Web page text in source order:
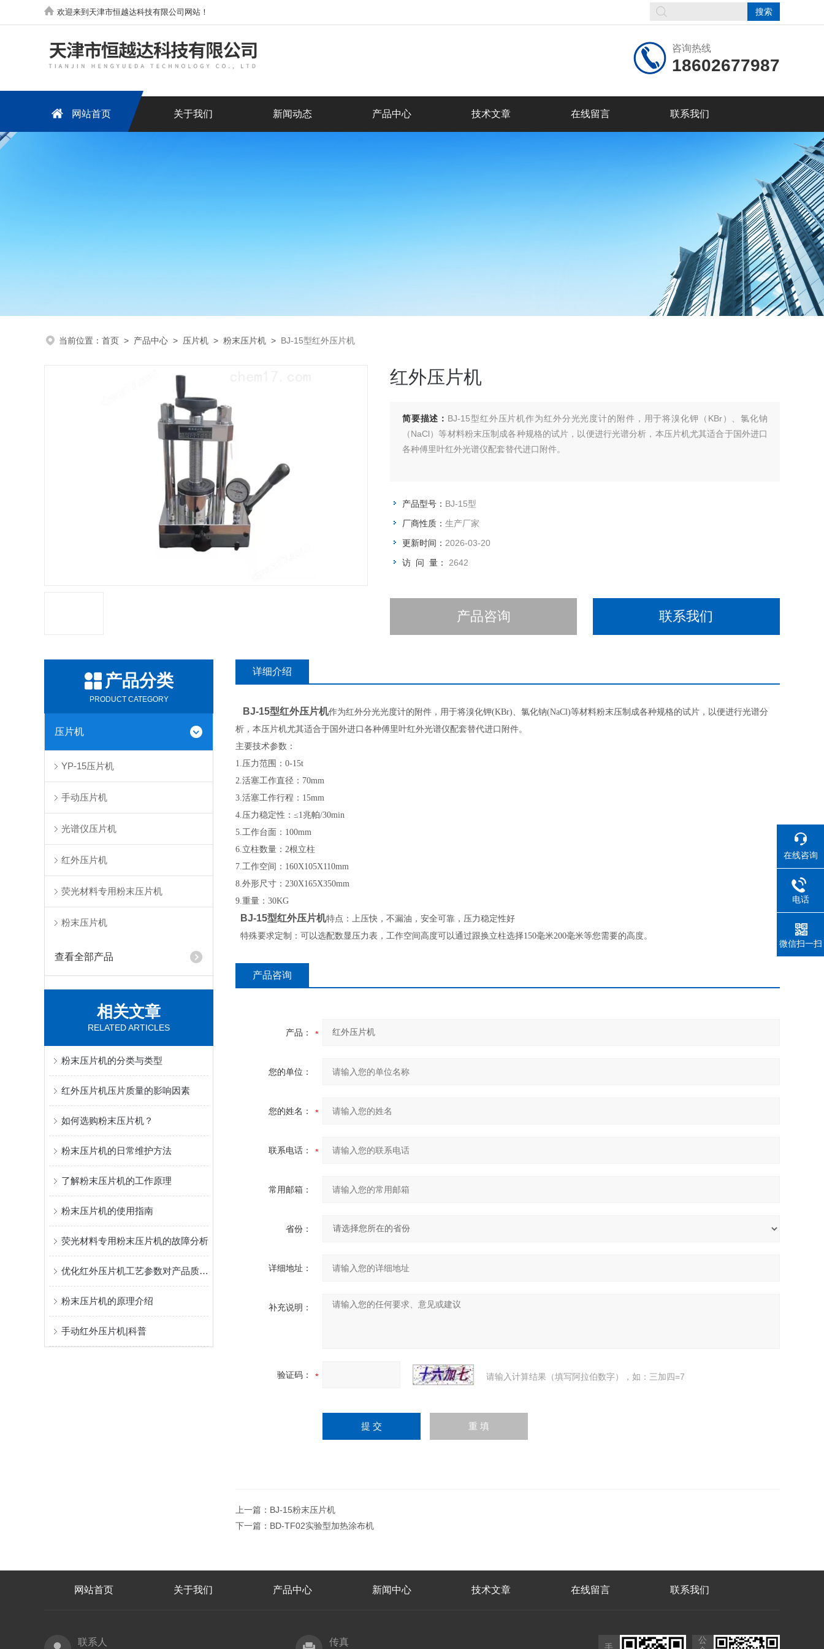
欢迎来到天津市恒越达科技有限公司网站！
咨询热线
18602677987
网站首页 关于我们 新闻动态 产品中心 技术文章 在线留言 联系我们
当前位置： 首页 > 产品中心 > 压片机 > 粉末压片机 > BJ-15型红外压片机
红外压片机
简要描述： BJ-15型红外压片机作为红外分光光度计的附件，用于将溴化钾（KBr）、氯化钠
（NaCl）等材料粉末压制成各种规格的试片，以便进行光谱分析，本压片机尤其适合于国外进口
各种傅里叶红外光谱仪配套替代进口附件。
产品型号： BJ-15型
厂商性质： 生产厂家
更新时间： 2026-03-20
访 问 量： 2642
产品咨询 联系我们
产品分类
PRODUCT CATEGORY
压片机
YP-15压片机
手动压片机
光谱仪压片机
红外压片机
荧光材料专用粉末压片机
粉末压片机
查看全部产品
相关文章
RELATED ARTICLES
粉末压片机的分类与类型
红外压片机压片质量的影响因素
如何选购粉末压片机？
粉末压片机的日常维护方法
了解粉末压片机的工作原理
粉末压片机的使用指南
荧光材料专用粉末压片机的故障分析
优化红外压片机工艺参数对产品质量的影响研究
粉末压片机的原理介绍
手动红外压片机|科普
详细介绍
BJ-15型红外压片机作为红外分光光度计的附件，用于将溴化钾(KBr)、氯化钠(NaCl)等材料粉末压制成各种规格的试片，以便进行光谱分
析，本压片机尤其适合于国外进口各种傅里叶红外光谱仪配套替代进口附件。
主要技术参数：
1.压力范围：0-15t
2.活塞工作直径：70mm
3.活塞工作行程：15mm
4.压力稳定性：≤1兆帕/30min
5.工作台面：100mm
6.立柱数量：2根立柱
7.工作空间：160X105X110mm
8.外形尺寸：230X165X350mm
9.重量：30KG
BJ-15型红外压片机特点：上压快，不漏油，安全可靠，压力稳定性好
特殊要求定制：可以选配数显压力表，工作空间高度可以通过跟换立柱选择150毫米200毫米等您需要的高度。
产品咨询
产品：
您的单位：
您的姓名：
联系电话：
常用邮箱：
省份：
详细地址：
补充说明：
验证码： 请输入计算结果（填写阿拉伯数字），如：三加四=7
上一篇： BJ-15粉末压片机
下一篇： BD-TF02实验型加热涂布机
网站首页 关于我们 产品中心 新闻中心 技术文章 在线留言 联系我们
联系人 传真
公
在线咨询
电话
微信扫一扫